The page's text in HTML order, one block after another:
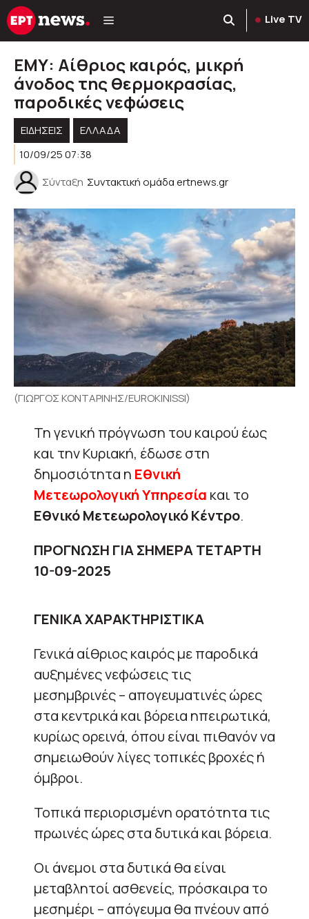
Μετάβαση
σε
Live TV
ΕΜΥ: Αίθριος καιρός, μικρή
άνοδος της θερμοκρασίας,
παροδικές νεφώσεις
ΕΙΔΗΣΕΙΣ
ΕΛΛΑΔΑ
10/09/25 07:38
Σύνταξη Συντακτική ομάδα ertnews.gr
(ΓΙΩΡΓΟΣ ΚΟΝΤΑΡΙΝΗΣ/EUROKINISSI)
Τη γενική πρόγνωση του καιρού έως
και την Κυριακή, έδωσε στη
δημοσιότητα η Εθνική
Μετεωρολογική Υπηρεσία και το
Εθνικό Μετεωρολογικό Κέντρο.
ΠΡΟΓΝΩΣΗ ΓΙΑ ΣΗΜΕΡΑ ΤΕΤΑΡΤΗ
10-09-2025
ΓΕΝΙΚΑ ΧΑΡΑΚΤΗΡΙΣΤΙΚΑ
Γενικά αίθριος καιρός με παροδικά
αυξημένες νεφώσεις τις
μεσημβρινές – απογευματινές ώρες
στα κεντρικά και βόρεια ηπειρωτικά,
κυρίως ορεινά, όπου είναι πιθανόν να
σημειωθούν λίγες τοπικές βροχές ή
όμβροι.
Τοπικά περιορισμένη ορατότητα τις
πρωινές ώρες στα δυτικά και βόρεια.
Οι άνεμοι στα δυτικά θα είναι
μεταβλητοί ασθενείς, πρόσκαιρα το
μεσημέρι – απόγευμα θα πνέουν από